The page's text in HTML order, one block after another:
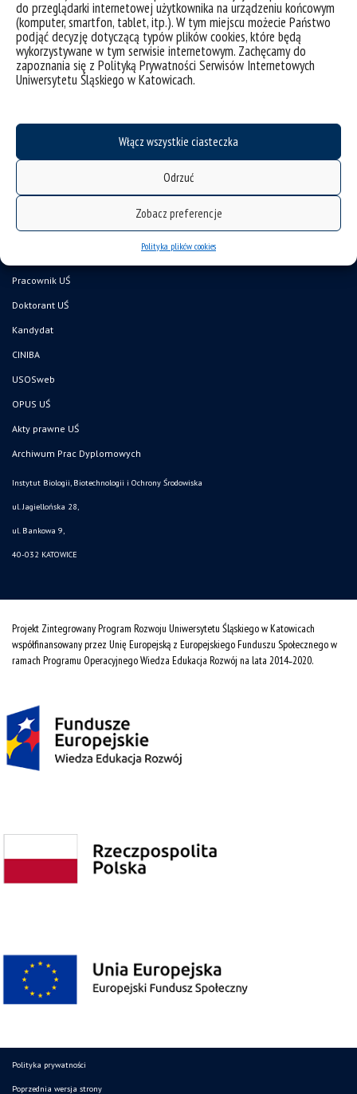
do przeglądarki internetowej użytkownika na urządzeniu końcowym
(komputer, smartfon, tablet, itp.). W tym miejscu możecie Państwo
podjąć decyzję dotyczącą typów plików cookies, które będą
wykorzystywane w tym serwisie internetowym. Zachęcamy do
zapoznania się z Polityką Prywatności Serwisów Internetowych
Uniwersytetu Śląskiego w Katowicach.
Włącz wszystkie ciasteczka
Odrzuć
Zobacz preferencje
Polityka plików cookies
kategorie:aktualności
kursy, szkolenia, warsztaty
tagi :autorzy nauka podnoszenie kwalifikacji publikacje szkolenie
widzialność
badań
mapa strony
Pracownik UŚ
Doktorant UŚ
Kandydat
CINIBA
USOSweb
OPUS UŚ
Akty prawne UŚ
Archiwum Prac Dyplomowych
Instytut Biologii, Biotechnologii i Ochrony Środowiska
ul. Jagiellońska 28,
ul. Bankowa 9,
40-032 KATOWICE
Projekt Zintegrowany Program Rozwoju Uniwersytetu Śląskiego w Katowicach
współfinansowany przez Unię Europejską z Europejskiego Funduszu Społecznego w
ramach Programu Operacyjnego Wiedza Edukacja Rozwój na lata 2014˗2020.
Polityka prywatności
Poprzednia wersja strony